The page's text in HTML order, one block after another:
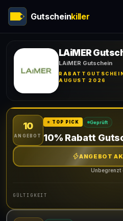
Gutscheinkiller
LAiMER
LAiMER Gutschein
AUGUST 2026
10
ANGEBOT
⭐ TOP PICK Geprüft
10% Rabatt
ANGEBOT
Unbegrenzt
GÜLTIGKEIT